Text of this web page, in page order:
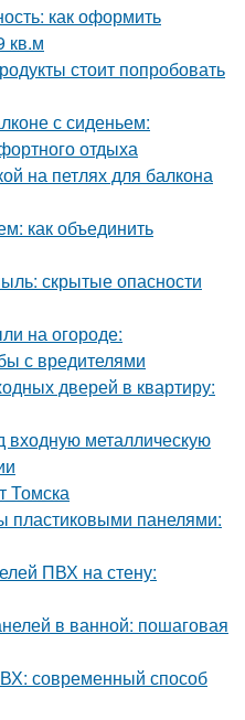
как оформить
кв.м
стоит попробовать
с сиденьем:
отдыха
на петлях для балкона
как объединить
скрытые опасности
на огороде:
с вредителями
дверей в квартиру:
входную металлическую
Томска
пластиковыми панелями:
ПВХ на стену:
в ванной: пошаговая
современный способ